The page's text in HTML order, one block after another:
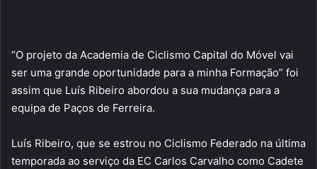
“O projeto da Academia de Ciclismo Capital do Móvel vai
ser uma grande oportunidade para a minha Formação” foi
assim que Luís Ribeiro abordou a sua mudança para a
equipa de Paços de Ferreira.
Luís Ribeiro, que se estrou no Ciclismo Federado na última
temporada ao serviço da EC Carlos Carvalho como Cadete